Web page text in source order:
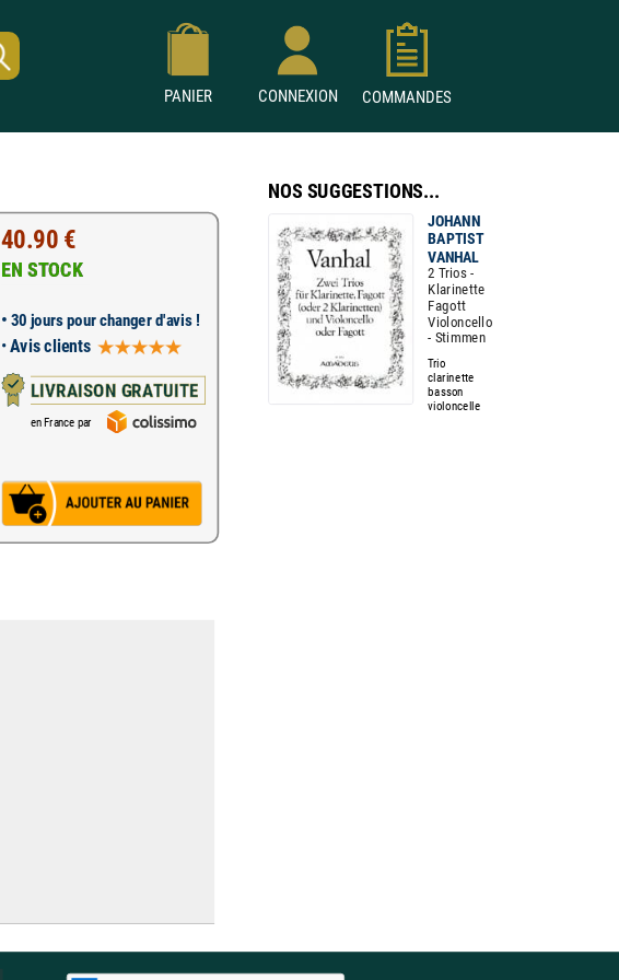
PANIER CONNEXION COMMANDES
40.90 €
EN STOCK
• 30 jours pour changer d'avis !
•Avis clients
LIVRAISON GRATUITE
en France par
NOS SUGGESTIONS...
JOHANN
BAPTIST
VANHAL
2 Trios -
Klarinette
Fagott
Violoncello
- Stimmen
Trio
clarinette
basson
violoncelle